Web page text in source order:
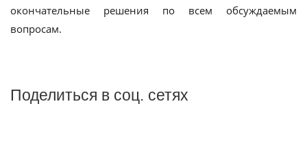
окончательные решения по всем обсуждаемым
вопросам.
Поделиться в соц. сетях